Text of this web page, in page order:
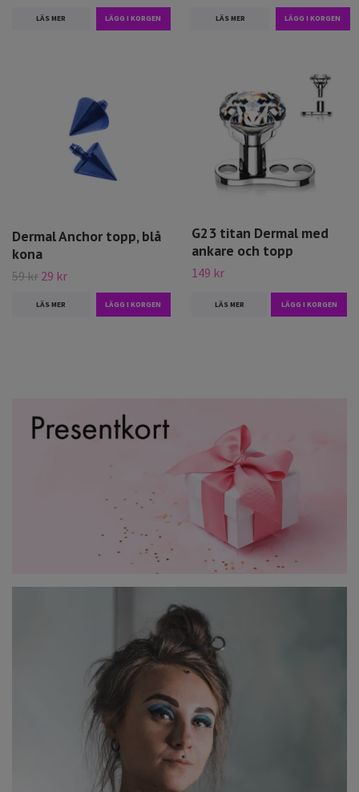
LÄS MER LÄS MER
Dermal Anchor topp, blå
kona
59 kr 29 kr
LÄS MER
G23 titan Dermal med
ankare och topp
149 kr
LÄS MER LÄGG I KORGEN